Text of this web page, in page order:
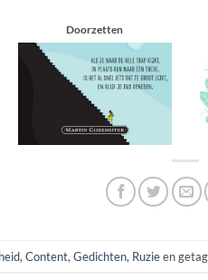
Doorzetten
, Content, Gedichten, Ruzieen